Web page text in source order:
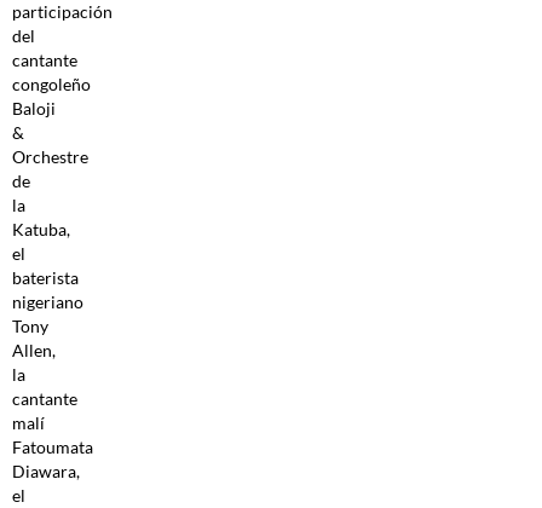
participación
del
cantante
congoleño
Baloji
&
Orchestre
de
la
Katuba,
el
baterista
nigeriano
Tony
Allen,
la
cantante
malí
Fatoumata
Diawara,
el